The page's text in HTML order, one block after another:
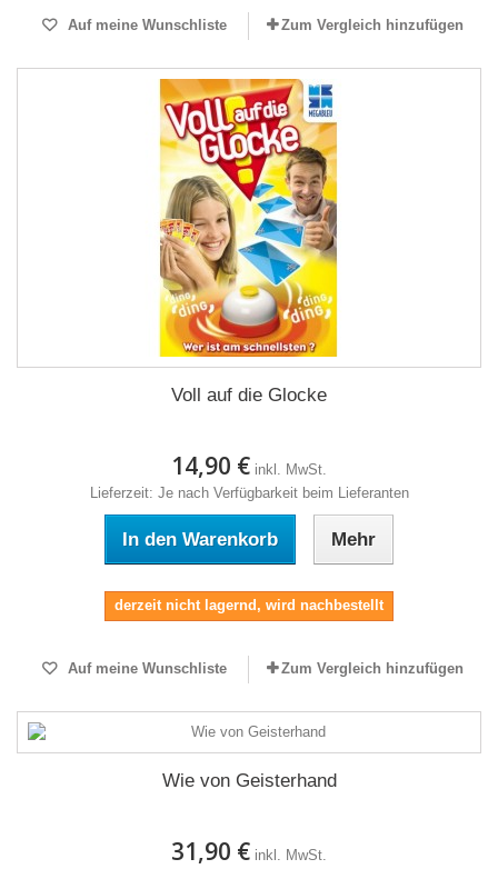
Auf meine Wunschliste Zum Vergleich hinzufügen
Voll auf die Glocke
14,90 € inkl. MwSt.
Lieferzeit: Je nach Verfügbarkeit beim Lieferanten
In den Warenkorb Mehr
derzeit nicht lagernd, wird nachbestellt
Auf meine Wunschliste Zum Vergleich hinzufügen
Wie von Geisterhand
31,90 € inkl. MwSt.